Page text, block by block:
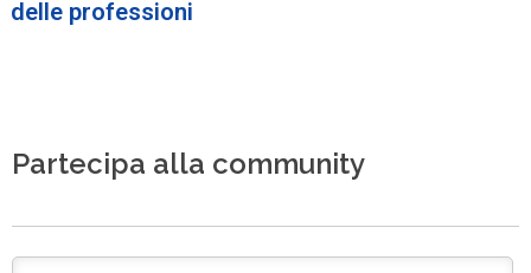
delle professioni
Partecipa alla community